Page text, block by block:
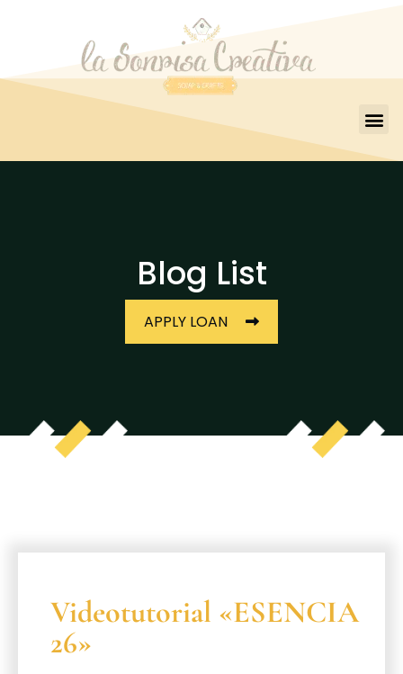
Blog List
APPLY LOAN
Videotutorial «ESENCIA
26»